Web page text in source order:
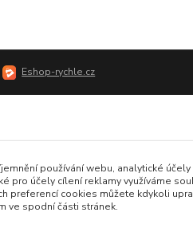
Eshop-rychle.cz
používání webu, analytické účely
pro účely cílení reklamy využíváme
preferencí cookies můžete kdykoli
ve spodní části stránek.